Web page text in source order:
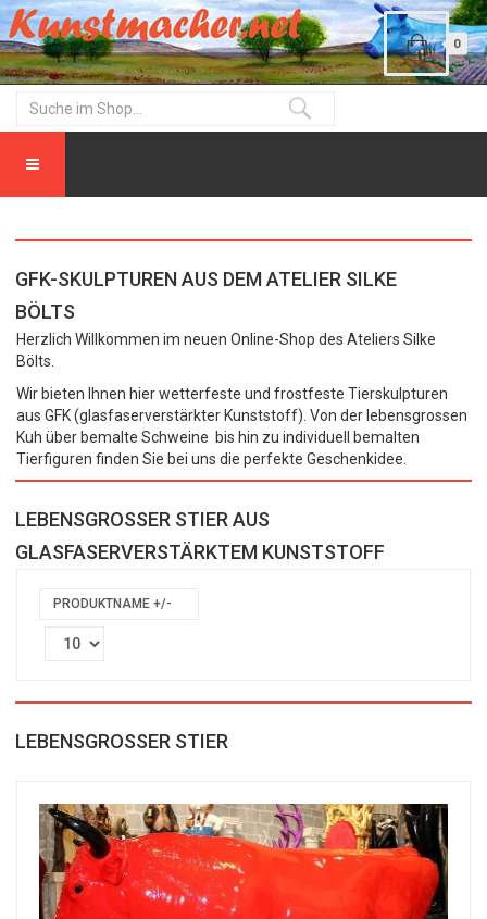
0
GFK-SKULPTUREN AUS DEM ATELIER SILKE
BÖLTS
Herzlich Willkommen im neuen Online-Shop des Ateliers Silke
Bölts.
Wir bieten Ihnen hier wetterfeste und frostfeste Tierskulpturen
aus GFK (glasfaserverstärkter Kunststoff). Von der lebensgrossen
Kuh über bemalte Schweine bis hin zu individuell bemalten
Tierfiguren finden Sie bei uns die perfekte Geschenkidee.
LEBENSGROSSER STIER AUS
GLASFASERVERSTÄRKTEM KUNSTSTOFF
PRODUKTNAME +/-
LEBENSGROSSER STIER